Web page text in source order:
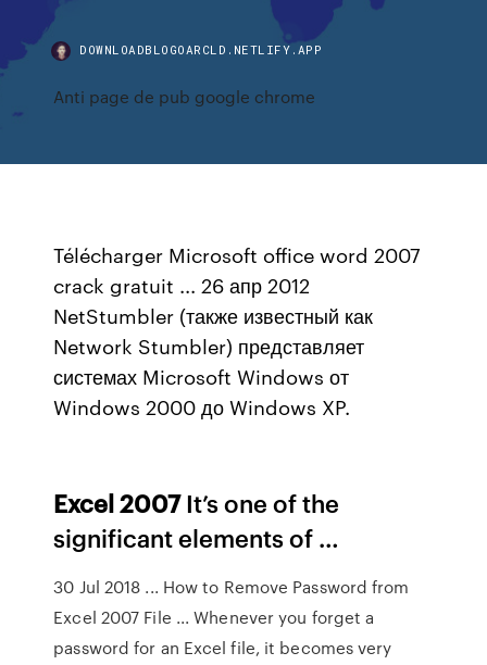
DOWNLOADBLOGOARCLD.NETLIFY.APP
Anti page de pub google chrome
Télécharger Microsoft office word 2007
crack gratuit ... 26 апр 2012
NetStumbler (также известный как
Network Stumbler) представляет
системах Microsoft Windows от
Windows 2000 до Windows XP.
Excel2007It’s one of the
significant elements of …
30 Jul 2018 ... How to Remove Password from
Excel 2007 File ... Whenever you forget a
password for an Excel file, it becomes very